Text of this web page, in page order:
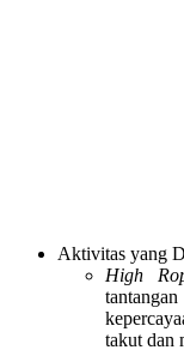
Aktivitas yang
High
takut dan